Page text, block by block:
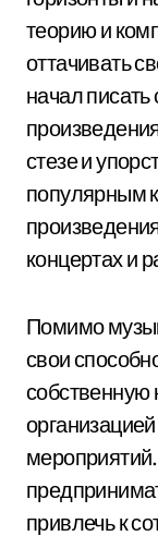
теорию и
оттачивать
начал
стезе и
популярным
концертах и
Помимо
свои
собственную
привлечь к